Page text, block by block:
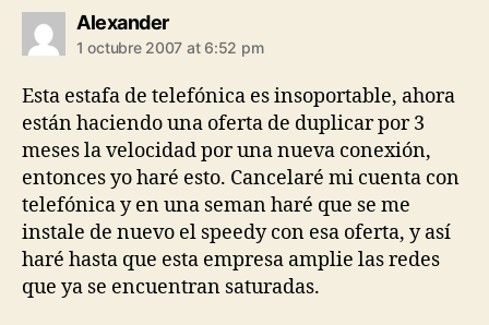
Alexandersays:
1 octubre 2007 at 6:52 pm
Esta estafa de telefónica es insoportable, ahora
están haciendo una oferta de duplicar por 3
meses la velocidad por una nueva conexión,
entonces yo haré esto. Cancelaré mi cuenta con
telefónica y en una seman haré que se me
instale de nuevo el speedy con esa oferta, y así
haré hasta que esta empresa amplie las redes
que ya se encuentran saturadas.